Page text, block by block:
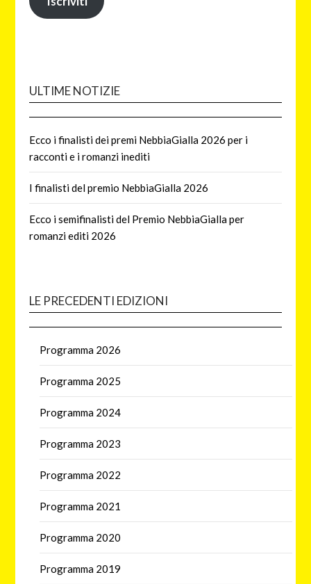
ULTIME NOTIZIE
Ecco i finalisti dei premi NebbiaGialla 2026 per i
racconti e i romanzi inediti
I finalisti del premio NebbiaGialla 2026
Ecco i semifinalisti del Premio NebbiaGialla per
romanzi editi 2026
LE PRECEDENTI EDIZIONI
Programma 2026
Programma 2025
Programma 2024
Programma 2023
Programma 2022
Programma 2021
Programma 2020
Programma 2019